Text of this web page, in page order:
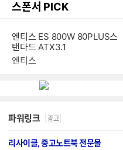
스폰서 PICK
엔티스 ES 800W 80PLUS스
탠다드 ATX3.1
파워링크 광고